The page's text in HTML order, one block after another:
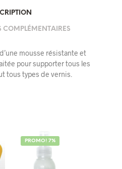
COMPLÉMENTAIRES
mousse résistante et
pour supporter tous les
tous types de vernis.
PROMO! 7%